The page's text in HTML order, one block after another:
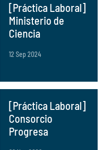
[Práctica Laboral]
Ministerio de
Ciencia
12 Sep 2024
[Práctica Laboral]
Consorcio
Progresa